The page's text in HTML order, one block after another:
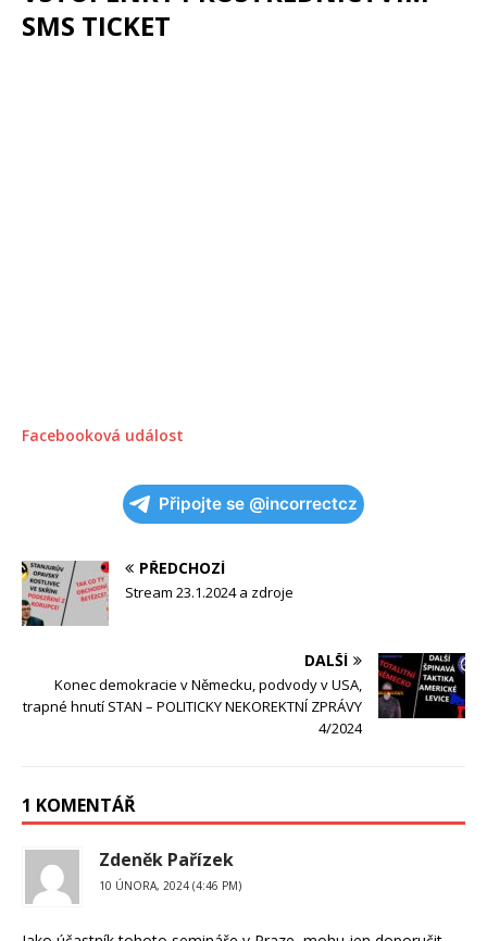
SMS TICKET
Facebooková událost
Připojte se @incorrectcz
PŘEDCHOZÍ
Stream 23.1.2024 a zdroje
DALŠÍ
Konec demokracie v Německu, podvody v USA,
trapné hnutí STAN – POLITICKY NEKOREKTNÍ ZPRÁVY
4/2024
1 KOMENTÁŘ
Zdeněk Pařízek
10 ÚNORA, 2024 (4:46 PM)